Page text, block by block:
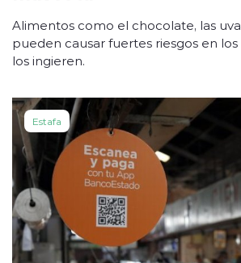
Alimentos como el chocolate, las
pueden causar fuertes riesgos en los
los ingieren.
Estafa